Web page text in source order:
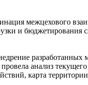
межцехового
и бюджетирования
анализ
карта